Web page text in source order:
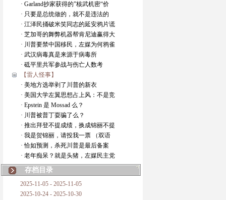
· Garland抄家获得的”核武机密“价
· 只要是总统做的，就不是违法的
· 江泽民捅破米笑同志的延安鸦片谎
· 芝加哥的舞弊机器帮肯尼迪赢得大
· 川普要禁中国移民，左媒为何鸦雀
· 武汉病毒真是来源于病毒所
· 砥平里共军参战与伤亡人数考
【雷人怪事】
· 美地方选举剥了川普的新衣
· 美国大学左翼思想占上风：不是竞
· Epstein 是 Mossad 么？
· 川普被普丁耍骗了么？
· 推出拜登不提成绩，换成锦丽不提
· 我是贺锦丽，请投我一票 （双语
· 恰如预测，杀死川普是最后备案
· 老年痴呆？就是头猪，左媒民主党
存档目录
2025-11-05 - 2025-11-05
2025-10-24 - 2025-10-30